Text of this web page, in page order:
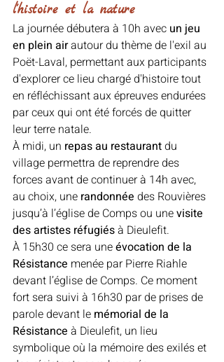
l'histoire et la nature
La journée débutera à 10h avec un jeu
en plein air autour du thème de l'exil au
Poët-Laval, permettant aux participants
d'explorer ce lieu chargé d'histoire tout
en réfléchissant aux épreuves endurées
par ceux qui ont été forcés de quitter
leur terre natale.
À midi, un repas au restaurant du
village permettra de reprendre des
forces avant de continuer à 14h avec,
au choix, une randonnée des Rouvières
jusqu’à l’église de Comps ou une visite
des artistes réfugiés à Dieulefit.
À 15h30 ce sera une évocation de la
Résistance menée par Pierre Riahle
devant l’église de Comps. Ce moment
fort sera suivi à 16h30 par de prises de
parole devant le mémorial de la
Résistance à Dieulefit, un lieu
symbolique où la mémoire des exilés et